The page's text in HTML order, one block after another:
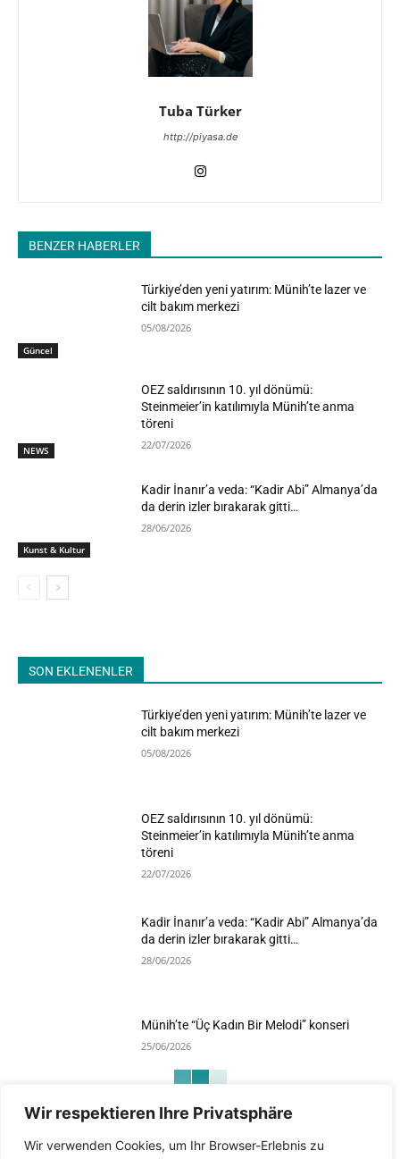
Wir respektieren Ihre Privatsphäre
Wir verwenden Cookies, um Ihr Browser-Erlebnis zu
Tuba Türker
http://piyasa.de
BENZER HABERLER
Güncel
Türkiye’den yeni yatırım: Münih’te lazer ve
cilt bakım merkezi
05/08/2026
NEWS
OEZ saldırısının 10. yıl dönümü:
Steinmeier’in katılımıyla Münih’te anma
töreni
22/07/2026
Kunst & Kultur
Kadir İnanır’a veda: “Kadir Abi” Almanya’da
da derin izler bırakarak gitti…
28/06/2026
SON EKLENENLER
Türkiye’den yeni yatırım: Münih’te lazer ve
cilt bakım merkezi
05/08/2026
OEZ saldırısının 10. yıl dönümü:
Steinmeier’in katılımıyla Münih’te anma
töreni
22/07/2026
Kadir İnanır’a veda: “Kadir Abi” Almanya’da
da derin izler bırakarak gitti…
28/06/2026
Münih’te “Üç Kadın Bir Melodi” konseri
25/06/2026
Devamını Göster